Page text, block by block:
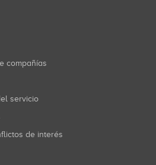
compañías
servicio
de interés